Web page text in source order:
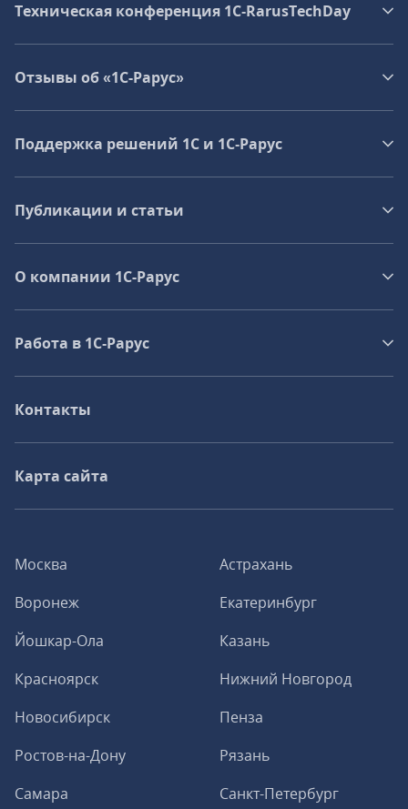
Москва
Астрахань
Воронеж
Екатеринбург
Йошкар-Ола
Казань
Красноярск
Нижний Новгород
Новосибирск
Пенза
Ростов-на-Дону
Рязань
Самара
Санкт-Петербург
Техническая конференция 1C‑RarusTechDay
Отзывы об «1С-Рарус»
Поддержка решений 1С и 1С‑Рарус
Публикации и статьи
О компании 1C-Рарус
Работа в 1С‑Рарус
Контакты
Карта сайта